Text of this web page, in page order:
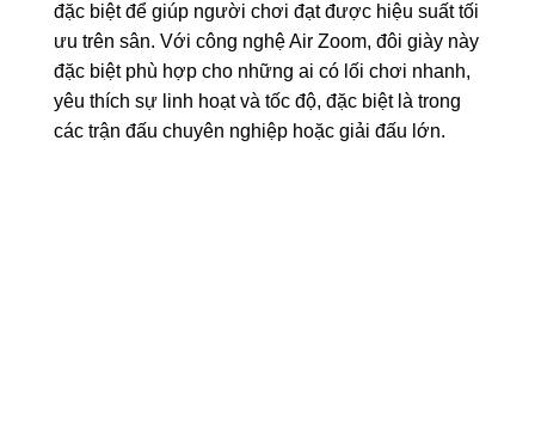
đặc biệt để giúp người chơi đạt được hiệu suất tối
ưu trên sân. Với công nghệ Air Zoom, đôi giày này
đặc biệt phù hợp cho những ai có lối chơi nhanh,
yêu thích sự linh hoạt và tốc độ, đặc biệt là trong
các trận đấu chuyên nghiệp hoặc giải đấu lớn.